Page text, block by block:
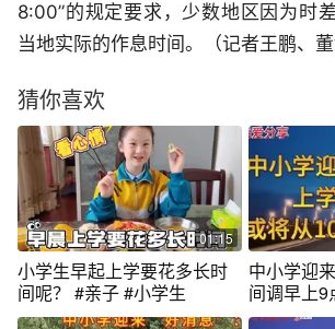
8:00”的规定要求，少数地区因为时
当地实际的作息时间。（记者王鹏、董
猜你喜欢
01:15
小学生早起上学要花多长时
间呢？ #亲子 #小学生
中小学迎
间调早上9